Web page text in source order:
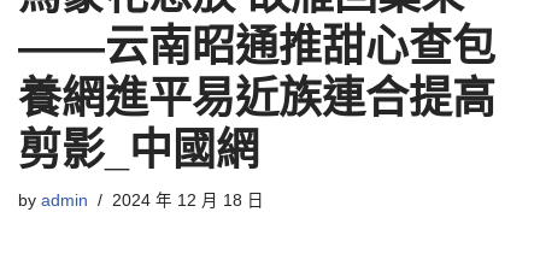
——云南昭通推甜心查包
養網進平易近族連合提高
剪影_中國網
by admin 2024 年 12 月 18 日